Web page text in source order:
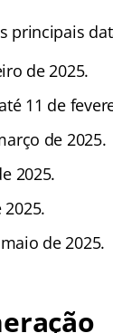
de 2025.
11 de
de 2025.
2025.
de 2025.